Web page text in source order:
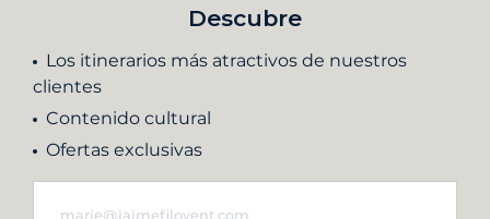
Descubre
Los itinerarios más atractivos de nuestros
clientes
Contenido cultural
Ofertas exclusivas